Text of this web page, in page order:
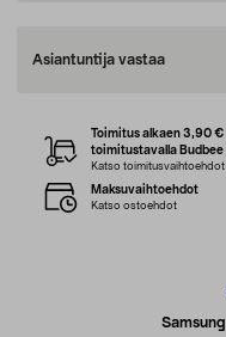
Asiantuntija vastaa
Samsung
Toimitus alkaen 3,90 €
toimitustavalla Budbee
Katso toimitusvaihtoehdot
Maksuvaihtoehdot
Katso ostoehdot